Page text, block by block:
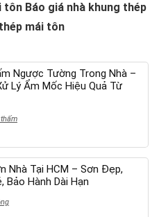
tôn Báo giá nhà khung thép
mái tôn
Ngược Tường Trong Nhà –
Lý Ẩm Mốc Hiệu Quả Từ
Nhà Tại HCM – Sơn Đẹp,
Bảo Hành Dài Hạn